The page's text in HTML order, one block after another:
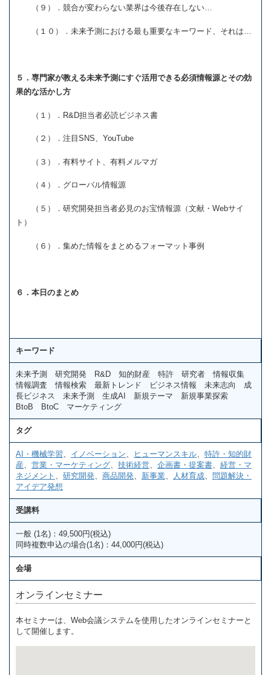
（９）．競合が変わらない業界は今後存在しない…
（１０）．未来予測における最も重要なキーワード、それは…
５．専門家が教える未来予測にすぐ活用できる必須情報源とその効
果的な活かし方
（１）．R&D担当者必読ビジネス書
（２）．注目SNS、YouTube
（３）．有料サイト、有料メルマガ
（４）．グローバル情報源
（５）．研究開発担当者必見のお宝情報源（文献・Webサイ
ト）
（６）．集めた情報をまとめるフォーマット事例
６．本日のまとめ
キーワード
未来予測 研究開発 R&D 知的財産 特許 研究者 情報収集
情報調査 情報検索 最新トレンド ビジネス情報 未来志向 成
長ビジネス 未来予測 生成AI 新規テーマ 新規事業探索
BtoB BtoC マーケティング
タグ
AI・機械学習 イノベーション ヒューマンスキル
特許・知的財
産
営業・マーケティング 技術経営 企画書・提案書
経営・マ
ネジメント
研究開発 商品開発 新事業 人材育成
問題解決・
アイデア発想
受講料
一般 (1名)：49,500円(税込)
同時複数申込の場合(1名)：44,000円(税込)
会場
オンラインセミナー
本セミナーは、Web会議システムを使用したオンラインセミナーと
して開催します。